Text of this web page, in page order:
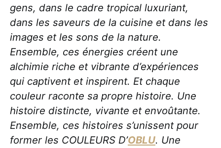
gens, dans le cadre tropical luxuriant,
dans les saveurs de la cuisine et dans les
images et les sons de la nature.
Ensemble, ces énergies créent une
alchimie riche et vibrante d’expériences
qui captivent et inspirent. Et chaque
couleur raconte sa propre histoire. Une
histoire distincte, vivante et envoûtante.
Ensemble, ces histoires s’unissent pour
former les COULEURS D’OBLU. Une